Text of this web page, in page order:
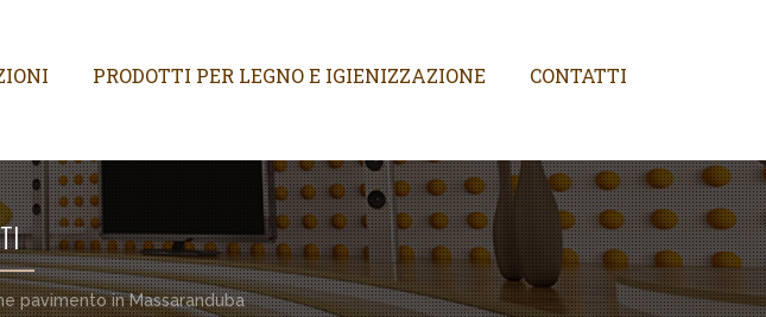
PRODOTTI PER LEGNO E IGIENIZZAZIONE CONTATTI
pavimento in Massaranduba